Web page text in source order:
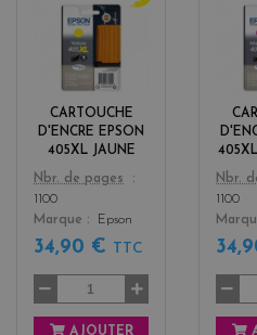
CARTOUCHE
D'ENCRE EPSON
405XL JAUNE
Color
o
w
Nbr. de pages
1100
Marque
Epson
34,90 € TTC
AJOUTER
Color
Nbr.
1100